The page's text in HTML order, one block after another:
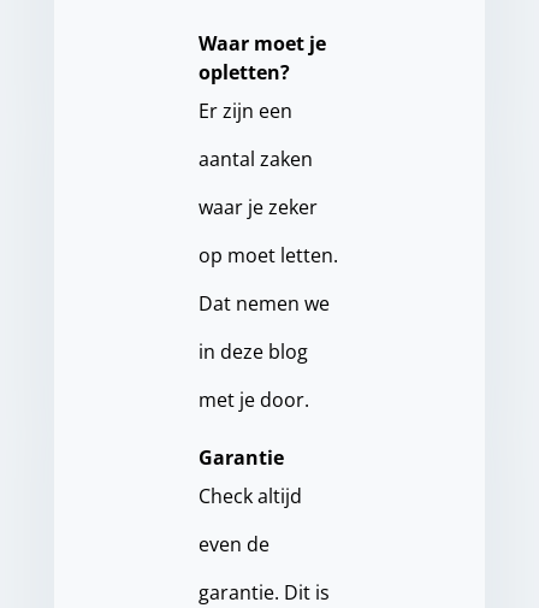
Waar moet je
opletten?
Er zijn een
aantal zaken
waar je zeker
op moet letten.
Dat nemen we
in deze blog
met je door.
Garantie
Check altijd
even de
garantie. Dit is